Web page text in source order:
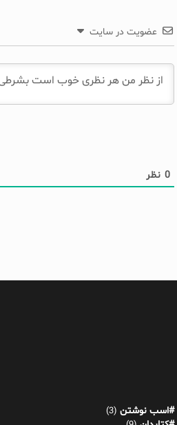
عضویت در سایت
0 نظر
#اسب نوشتن (3)